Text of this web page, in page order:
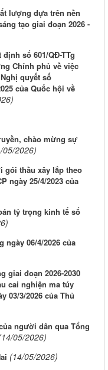
lượng dựa trên nền
tạo giai đoạn 2026 -
số 601/QĐ-TTg
Chính phủ về việc
quyết số
của Quốc hội về
chào mừng sự
05/2026)
thầu xây lắp theo
ngày 25/4/2023 của
tỷ trọng kinh tế số
ngày 06/4/2026 của
giai đoạn 2026-2030
cai nghiện ma túy
03/3/2026 của Thủ
người dân qua Tổng
05/2026)
(14/05/2026)